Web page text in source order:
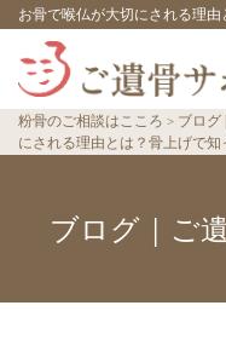
お骨で喉仏が大切にされる理
粉骨のご相談はこころ ブログ
にされる理由とは？骨上げで
ブログ | ご